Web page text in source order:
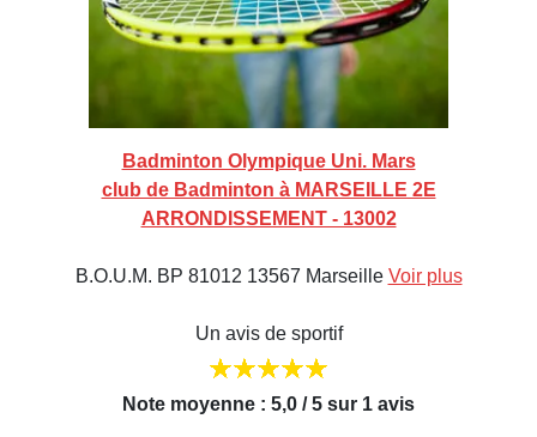
Badminton Olympique Uni. Mars
club de Badminton à MARSEILLE 2E
ARRONDISSEMENT - 13002
B.O.U.M. BP 81012 13567 Marseille Voir plus
Un avis de sportif
Note moyenne : 5,0 / 5 sur 1 avis